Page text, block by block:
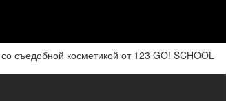
косметикой от 123 GO! SCHOOL